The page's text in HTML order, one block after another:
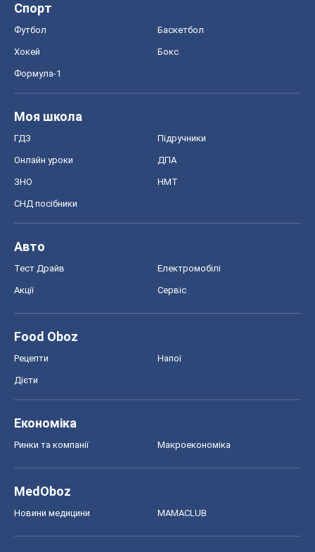
Спорт
Футбол Баскетбол
Хокей Бокс
Формула-1
Моя школа
ГДЗ Підручники
Онлайн уроки ДПА
ЗНО НМТ
СНД посібники
Авто
Тест Драйв Електромобілі
Акції Сервіс
Food Oboz
Рецепти Напої
Дієти
Економіка
Ринки та компанії Макроекономіка
MedOboz
Новини медицини MAMACLUB